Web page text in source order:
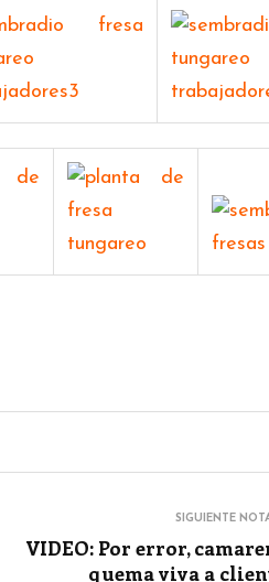
SIGUIENTE
VIDEO: Por error,
quema viva a